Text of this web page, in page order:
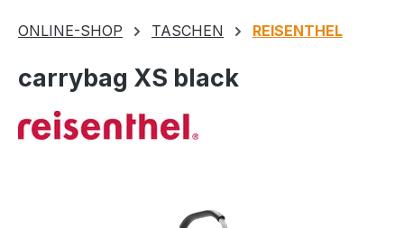
ONLINE-SHOP TASCHEN REISENTHEL
carrybag XS black